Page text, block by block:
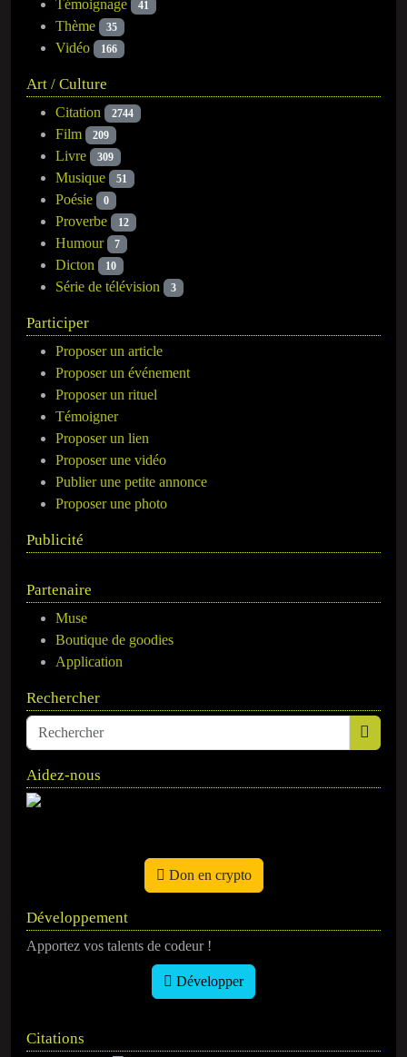
Témoignage 41
Thème 35
Vidéo 166
Art / Culture
Citation 2744
Film 209
Livre 309
Musique 51
Poésie 0
Proverbe 12
Humour 7
Dicton 10
Série de télévision 3
Participer
Proposer un article
Proposer un événement
Proposer un rituel
Témoigner
Proposer un lien
Proposer une vidéo
Publier une petite annonce
Proposer une photo
Publicité
Partenaire
Muse
Boutique de goodies
Application
Rechercher
Aidez-nous
Don en crypto
Développement
Apportez vos talents de codeur !
Développer
Citations